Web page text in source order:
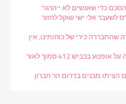
כדי שאנשים לא ייהרגו"
לשעבר אלי ישי שוקל לחזור
כירי של כוחותינו, אין
גבר נפצע קשה במהלך רכיבה על אופנוע בכביש 412 סמוך לאור
הציתו מבנים בדרום הר חברון